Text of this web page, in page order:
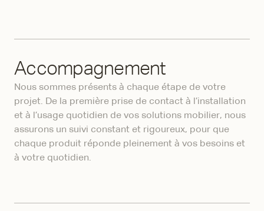
Accompagnement
Nous sommes présents à chaque étape de votre
projet. De la première prise de contact à l’installation
et à l’usage quotidien de vos solutions mobilier, nous
assurons un suivi constant et rigoureux, pour que
chaque produit réponde pleinement à vos besoins et
à votre quotidien.